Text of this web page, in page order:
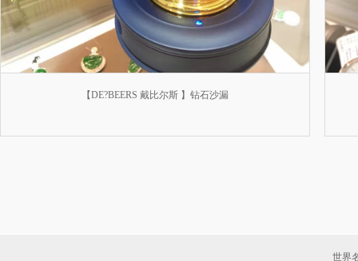
【DE?BEERS 戴比尔斯 】钻石沙漏
世界